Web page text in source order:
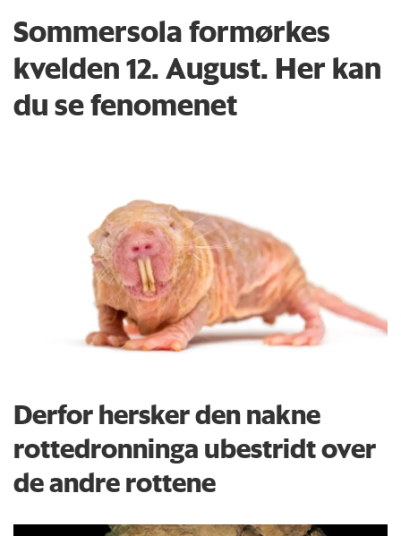
Sommersola formørkes
kvelden 12. August. Her kan
du se fenomenet
Derfor hersker den nakne
rottedronninga ubestridt over
de andre rottene